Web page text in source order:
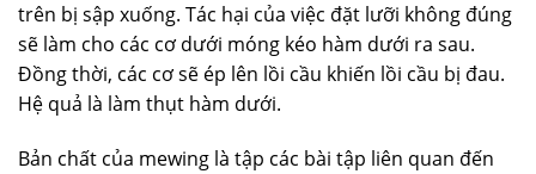
trên bị sập xuống. Tác hại của việc đặt lưỡi không đúng
sẽ làm cho các cơ dưới móng kéo hàm dưới ra sau.
Đồng thời, các cơ sẽ ép lên lồi cầu khiến lồi cầu bị đau.
Hệ quả là làm thụt hàm dưới.
Bản chất của mewing là tập các bài tập liên quan đến